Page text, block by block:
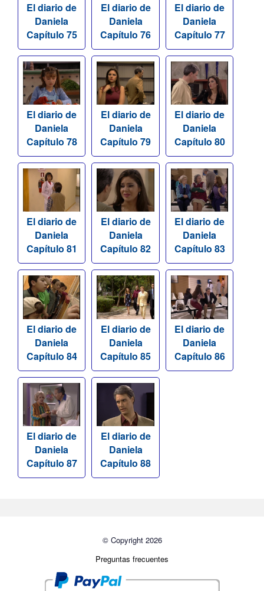
El diario de
Daniela
Capítulo 75
El diario de
Daniela
Capítulo 76
El diario de
Daniela
Capítulo 77
El diario de
Daniela
Capítulo 78
El diario de
Daniela
Capítulo 79
El diario de
Daniela
Capítulo 80
El diario de
Daniela
Capítulo 81
El diario de
Daniela
Capítulo 82
El diario de
Daniela
Capítulo 83
El diario de
Daniela
Capítulo 84
El diario de
Daniela
Capítulo 85
El diario de
Daniela
Capítulo 86
El diario de
Daniela
Capítulo 87
El diario de
Daniela
Capítulo 88
© Copyright 2026
Preguntas frecuentes